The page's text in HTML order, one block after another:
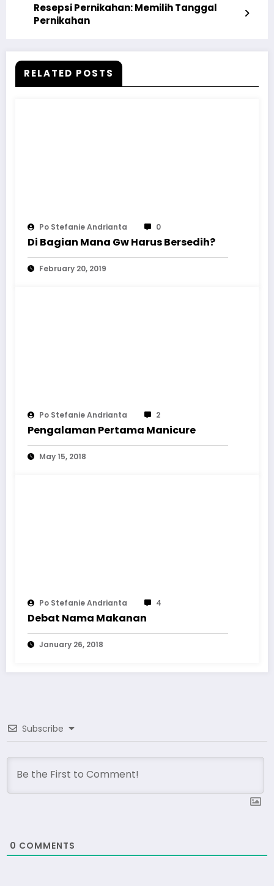
Resepsi Pernikahan: Memilih Tanggal
Pernikahan
RELATED POSTS
Po Stefanie Andrianta 0
Di Bagian Mana Gw Harus Bersedih?
February 20, 2019
Po Stefanie Andrianta 2
Pengalaman Pertama Manicure
May 15, 2018
Po Stefanie Andrianta 4
Debat Nama Makanan
January 26, 2018
Subscribe
0 COMMENTS